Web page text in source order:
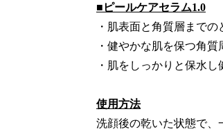
■ピールケアセラム1.0
・肌表面と角質層まで
・健やかな肌を保つ角質
・肌をしっかりと保水し
使用方法
洗顔後の乾いた状態で、